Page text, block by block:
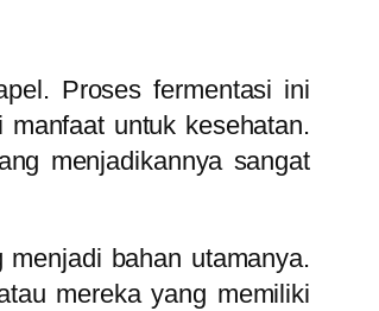
Proses fermentasi ini
untuk kesehatan.
menjadikannya sangat
bahan utamanya.
mereka yang memiliki